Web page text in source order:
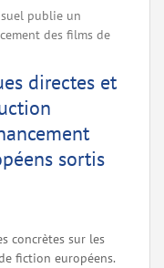
publie un
des films de
directes et
sortis
concrètes sur les
fiction européens.